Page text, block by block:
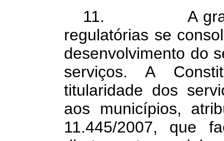
11. A grande
regulatórias se
desenvolvimento do
serviços. A
titularidade dos
aos municípios,
11.445/2007, que